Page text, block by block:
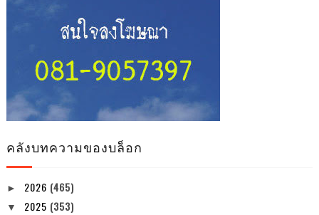
คลังบทความของบล็อก
► 2026 (465)
▼ 2025 (353)